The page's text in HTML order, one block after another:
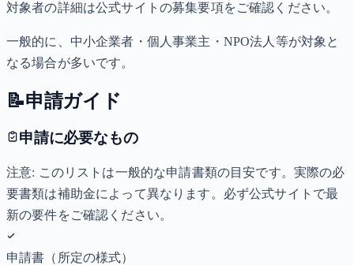
対象者の詳細は公式サイトの募集要項をご確認ください。
一般的に、中小企業者・個人事業主・NPO法人等が対象と
なる場合が多いです。
📝申請ガイド
申請に必要なもの
注意: このリストは一般的な申請書類の目安です。実際の必
要書類は補助金によって異なります。必ず公式サイトで最
新の要件をご確認ください。
申請書（所定の様式）